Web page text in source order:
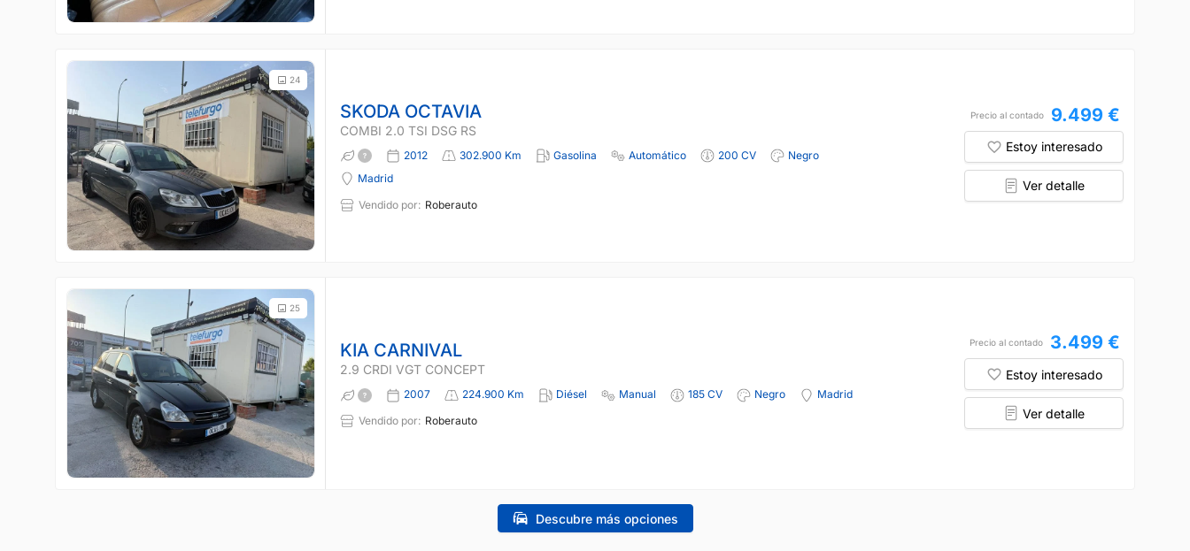
24
SKODA OCTAVIA
COMBI 2.0 TSI DSG RS
2012 302.900 Km Gasolina Automático 200 CV
Negro
Madrid
Vendido por: Roberauto
Precio al contado 9.499 €
Estoy interesado
Ver detalle
25
KIA CARNIVAL
2.9 CRDI VGT CONCEPT
2007 224.900 Km Diésel Manual 185 CV Negro
Madrid
Vendido por: Roberauto
Precio al contado 3.499 €
Estoy interesado
Ver detalle
Descubre más opciones